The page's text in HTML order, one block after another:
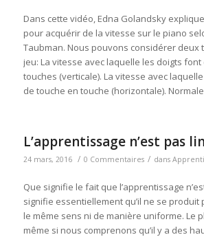
Dans cette vidéo, Edna Golandsky
pour acquérir de la vitesse sur le piano
Taubman. Nous pouvons considérer deux
jeu: La vitesse avec laquelle les doigts
touches (verticale). La vitesse avec
de touche en touche (horizontale).
L’apprentissage n’est pas
24 mars, 2016 / 0 Commentaires / dans
Que signifie le fait que l’apprentissage
signifie essentiellement qu’il ne se produit
le même sens ni de manière uniforme. Le
même si nous comprenons qu’il y a des